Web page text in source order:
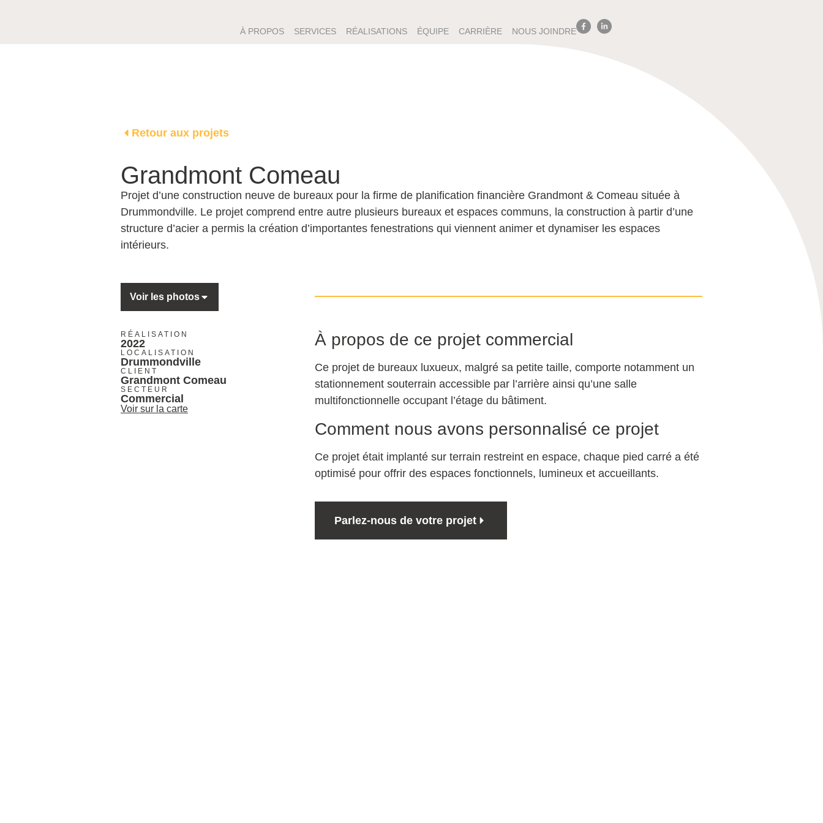
À PROPOS SERVICES RÉALISATIONS ÉQUIPE CARRIÈRE NOUS JOINDRE
Retour aux projets
Grandmont Comeau
Projet d’une construction neuve de bureaux pour la firme de planification financière Grandmont & Comeau située à
Drummondville. Le projet comprend entre autre plusieurs bureaux et espaces communs, la construction à partir d’une
structure d’acier a permis la création d’importantes fenestrations qui viennent animer et dynamiser les espaces
intérieurs.
Voir les photos
RÉALISATION
2022
LOCALISATION
Drummondville
CLIENT
Grandmont Comeau
SECTEUR
Commercial
Voir sur la carte
À propos de ce projet commercial
Ce projet de bureaux luxueux, malgré sa petite taille, comporte notamment un
stationnement souterrain accessible par l’arrière ainsi qu’une salle
multifonctionnelle occupant l’étage du bâtiment.
Comment nous avons personnalisé ce projet
Ce projet était implanté sur terrain restreint en espace, chaque pied carré a été
optimisé pour offrir des espaces fonctionnels, lumineux et accueillants.
Parlez-nous de votre projet